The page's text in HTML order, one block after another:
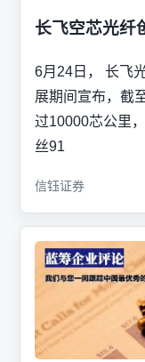
长飞空芯光纤
6月24日， 长飞
展期间宣布，截
过10000芯公里
丝91
信钰证券